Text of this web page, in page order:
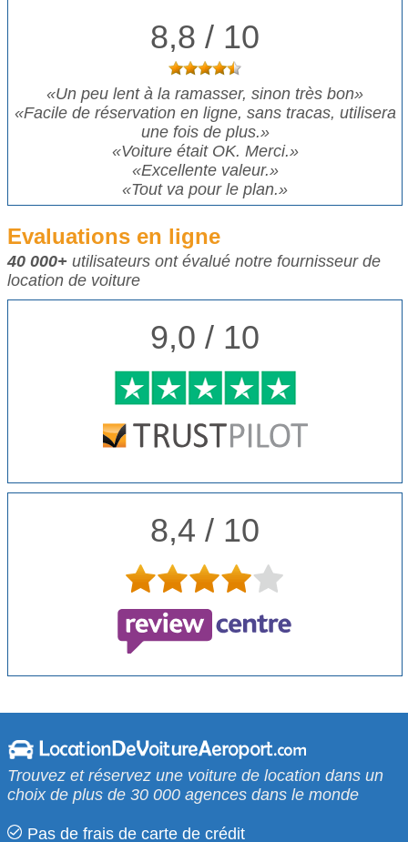
8,8 / 10
«Un peu lent à la ramasser, sinon très bon»
«Facile de réservation en ligne, sans tracas, utilisera
une fois de plus.»
«Voiture était OK. Merci.»
«Excellente valeur.»
«Tout va pour le plan.»
Evaluations en ligne
40 000+ utilisateurs ont évalué notre fournisseur de
location de voiture
9,0 / 10
8,4 / 10
Trouvez et réservez une voiture de location dans un
choix de plus de 30 000 agences dans le monde
Pas de frais de carte de crédit